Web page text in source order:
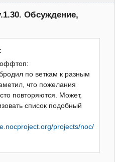
Обсуждение,
по веткам к разным
что пожелания
повторяются. Может,
список подобный
projects/noc/